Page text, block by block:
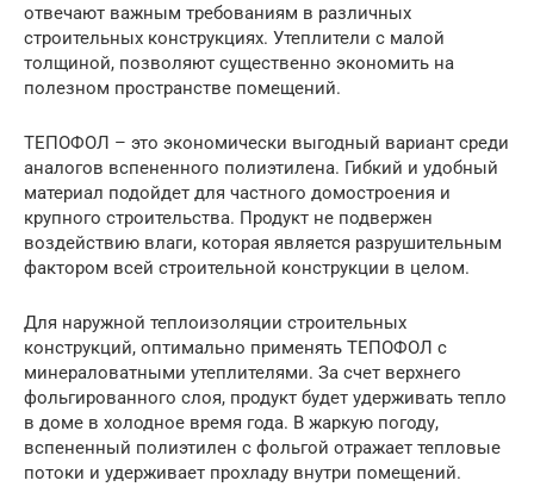
отвечают важным требованиям в различных
строительных конструкциях. Утеплители с малой
толщиной, позволяют существенно экономить на
полезном пространстве помещений.
ТЕПОФОЛ – это экономически выгодный вариант среди
аналогов вспененного полиэтилена. Гибкий и удобный
материал подойдет для частного домостроения и
крупного строительства. Продукт не подвержен
воздействию влаги, которая является разрушительным
фактором всей строительной конструкции в целом.
Для наружной теплоизоляции строительных
конструкций, оптимально применять ТЕПОФОЛ с
минераловатными утеплителями. За счет верхнего
фольгированного слоя, продукт будет удерживать тепло
в доме в холодное время года. В жаркую погоду,
вспененный полиэтилен с фольгой отражает тепловые
потоки и удерживает прохладу внутри помещений.